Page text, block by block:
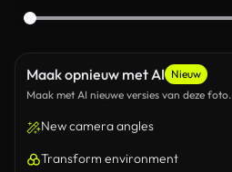
Maak opnieuw met AI Nieuw
Maak met AI nieuwe versies van deze foto.
New camera angles
Transform environment